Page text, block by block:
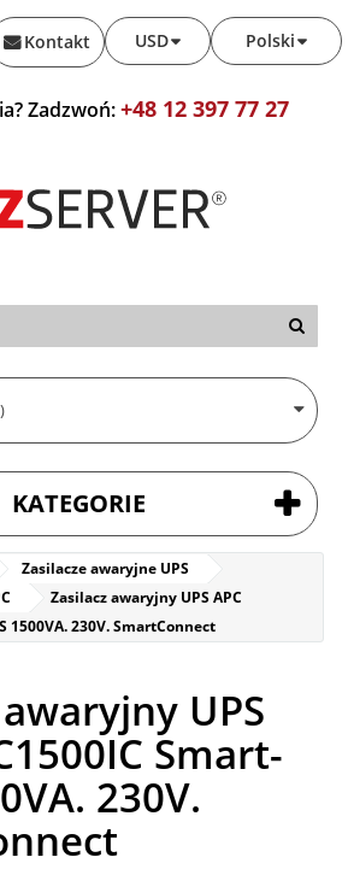
Polski
USD
Kontakt
Zadzwoń:+48 12 397 77 27
KATEGORIE
Zasilacze awaryjne UPS
Zasilacz awaryjny UPS APC
1500VA. 230V. SmartConnect
UPS
Smart-
230V.